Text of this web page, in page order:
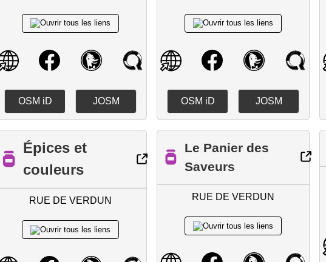
OSM iD JOSM OSM iD JOSM
Épices et
couleurs
RUE DE VERDUN
Le Panier des
Saveurs
RUE DE VERDUN